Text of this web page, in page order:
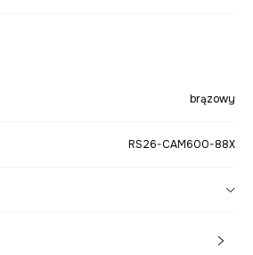
brązowy
RS26-CAM600-88X